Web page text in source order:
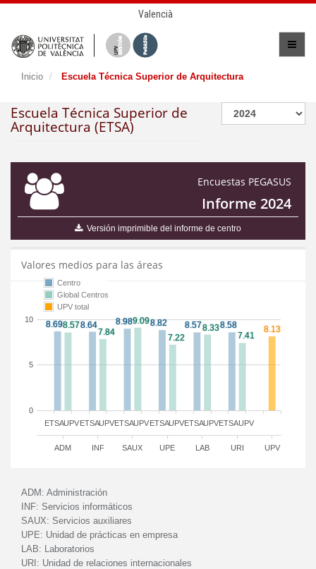
Valencià
Inicio Escuela Técnica Superior de Arquitectura
Escuela Técnica Superior de
Arquitectura (ETSA)
Encuestas PEGASUS
Informe 2024
Versión imprimible del informe de centro
Valores medios para las áreas
ETSA ETSA ETSA ETSA ETSA ETSA
UPV UPV UPV UPV UPV UPV
ADM INF SAUX UPE LAB URI UPV
0
5
10
Centro
Global Centros
UPV total
ADM: Administración
INF: Servicios informáticos
SAUX: Servicios auxiliares
UPE: Unidad de prácticas en empresa
LAB: Laboratorios
URI: Unidad de relaciones internacionales